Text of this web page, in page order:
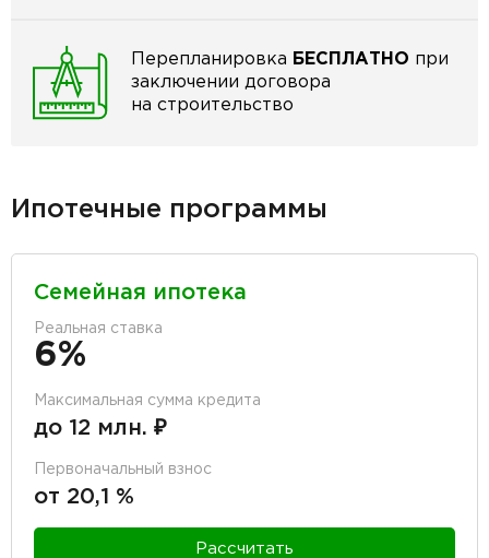
Перепланировка БЕСПЛАТНО при
заключении договора
на строительство
Ипотечные программы
Семейная ипотека
Реальная ставка
6%
Максимальная сумма кредита
до 12 млн. ₽
Первоначальный взнос
от 20,1 %
Рассчитать